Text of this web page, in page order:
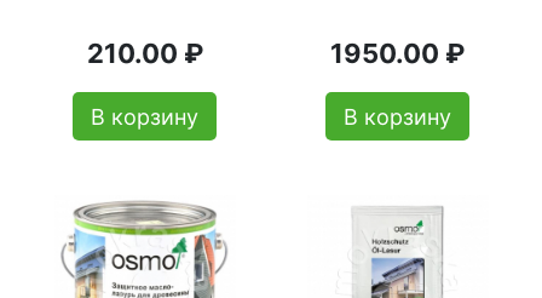
210.00 ₽
В корзину
1950.00 ₽
В корзину